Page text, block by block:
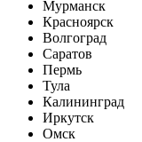
Мурманск
Красноярск
Волгоград
Саратов
Пермь
Тула
Калининград
Иркутск
Омск